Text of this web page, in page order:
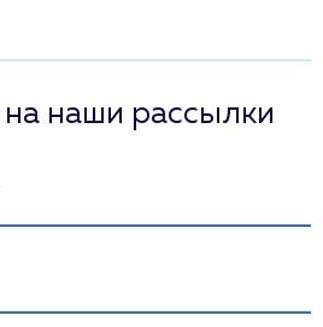
наши рассылки